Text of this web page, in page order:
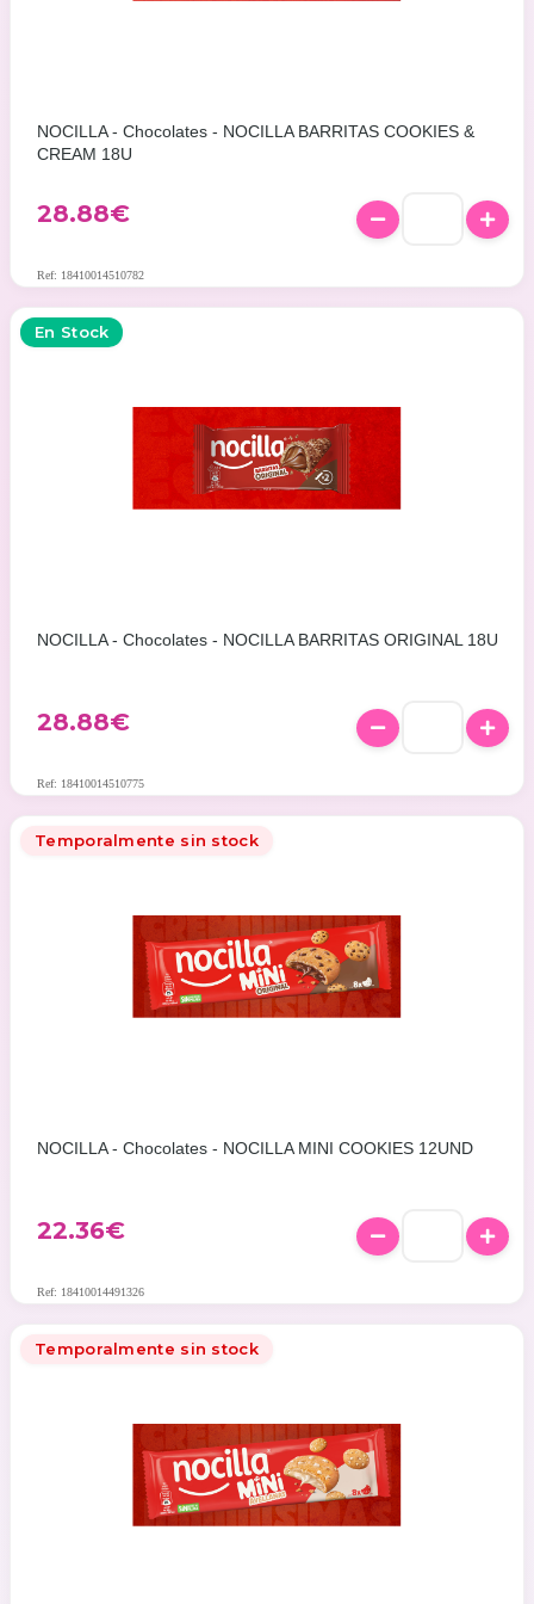
NOCILLA - Chocolates - NOCILLA BARRITAS COOKIES &
CREAM 18U
28.88€
Ref: 18410014510782
En Stock
NOCILLA - Chocolates - NOCILLA BARRITAS ORIGINAL 18U
28.88€
Ref: 18410014510775
Temporalmente sin stock
NOCILLA - Chocolates - NOCILLA MINI COOKIES 12UND
22.36€
Ref: 18410014491326
Temporalmente sin stock